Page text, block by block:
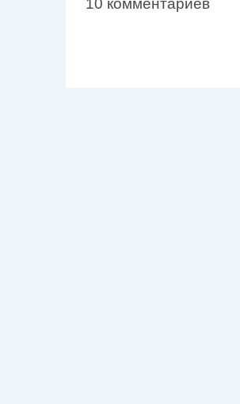
10 комментариев